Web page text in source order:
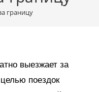
границу
выезжает за
поездок